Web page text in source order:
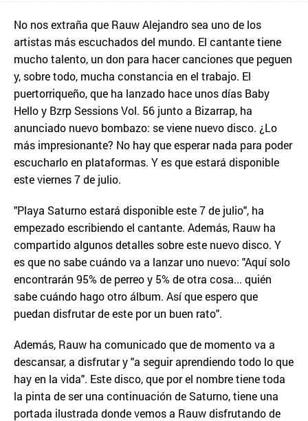
No nos extraña que Rauw Alejandro sea uno de los
artistas más escuchados del mundo. El cantante tiene
mucho talento, un don para hacer canciones que peguen
y, sobre todo, mucha constancia en el trabajo. El
puertorriqueño, que ha lanzado hace unos días Baby
Hello y Bzrp Sessions Vol. 56 junto a Bizarrap, ha
anunciado nuevo bombazo: se viene nuevo disco. ¿Lo
más impresionante? No hay que esperar nada para poder
escucharlo en plataformas. Y es que estará disponible
este viernes 7 de julio.
"Playa Saturno estará disponible este 7 de julio", ha
empezado escribiendo el cantante. Además, Rauw ha
compartido algunos detalles sobre este nuevo disco. Y
es que no sabe cuándo va a lanzar uno nuevo: "Aquí solo
encontrarán 95% de perreo y 5% de otra cosa... quién
sabe cuándo hago otro álbum. Así que espero que
puedan disfrutar de este por un buen rato".
Además, Rauw ha comunicado que de momento va a
descansar, a disfrutar y "a seguir aprendiendo todo lo que
hay en la vida". Este disco, que por el nombre tiene toda
la pinta de ser una continuación de Saturno, tiene una
portada ilustrada donde vemos a Rauw disfrutando de